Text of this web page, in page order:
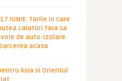
17 IUNIE: Tarile in care
calatori fara sa
de auto-izolare
acasa
Asia si Orientul